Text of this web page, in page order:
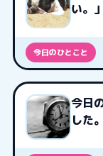
い。」
今日のひとこと
今日
した